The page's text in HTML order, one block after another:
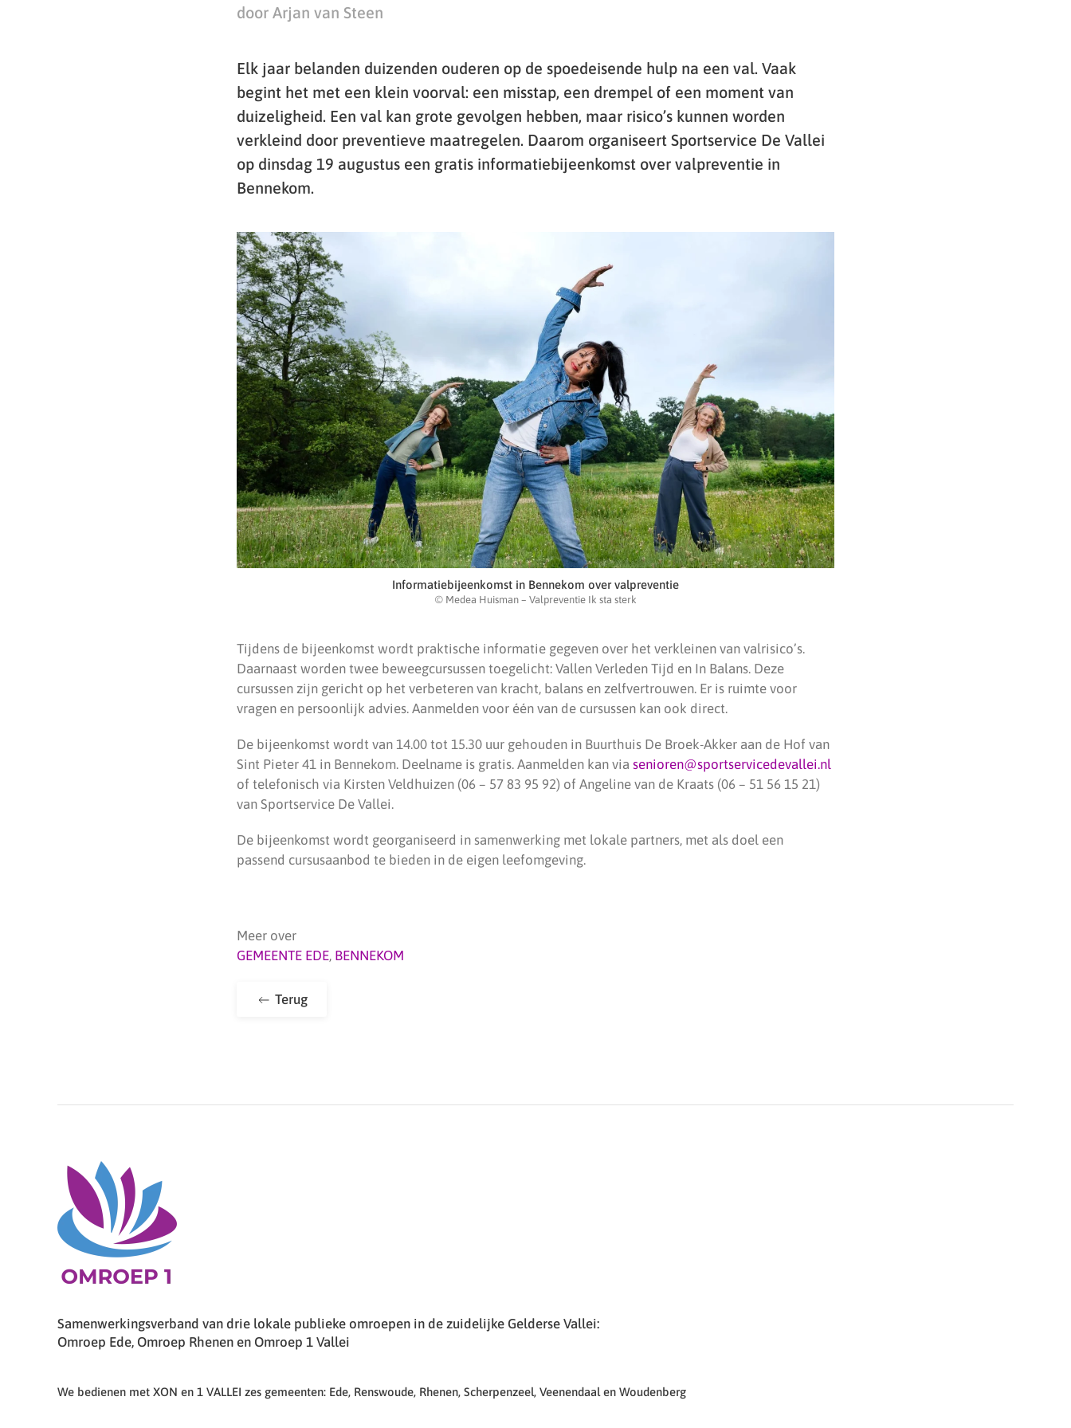
door Arjan van Steen
Elk jaar belanden duizenden ouderen op de spoedeisende hulp na een val. Vaak
begint het met een klein voorval: een misstap, een drempel of een moment van
duizeligheid. Een val kan grote gevolgen hebben, maar risico’s kunnen worden
verkleind door preventieve maatregelen. Daarom organiseert Sportservice De Vallei
op dinsdag 19 augustus een gratis informatiebijeenkomst over valpreventie in
Bennekom.
Informatiebijeenkomst in Bennekom over valpreventie
© Medea Huisman – Valpreventie Ik sta sterk
Tijdens de bijeenkomst wordt praktische informatie gegeven over het verkleinen van valrisico’s.
Daarnaast worden twee beweegcursussen toegelicht: Vallen Verleden Tijd en In Balans. Deze
cursussen zijn gericht op het verbeteren van kracht, balans en zelfvertrouwen. Er is ruimte voor
vragen en persoonlijk advies. Aanmelden voor één van de cursussen kan ook direct.
De bijeenkomst wordt van 14.00 tot 15.30 uur gehouden in Buurthuis De Broek-Akker aan de Hof van
Sint Pieter 41 in Bennekom. Deelname is gratis. Aanmelden kan via senioren@sportservicedevallei.nl
of telefonisch via Kirsten Veldhuizen (06 – 57 83 95 92) of Angeline van de Kraats (06 – 51 56 15 21)
van Sportservice De Vallei.
De bijeenkomst wordt georganiseerd in samenwerking met lokale partners, met als doel een
passend cursusaanbod te bieden in de eigen leefomgeving.
Meer over
GEMEENTE EDE, BENNEKOM
Terug
Samenwerkingsverband van drie lokale publieke omroepen in de zuidelijke Gelderse Vallei:
Omroep Ede, Omroep Rhenen en Omroep 1 Vallei
We bedienen met XON en 1 VALLEI zes gemeenten: Ede, Renswoude, Rhenen, Scherpenzeel, Veenendaal en Woudenberg